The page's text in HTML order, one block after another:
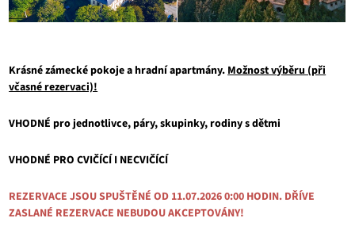
Krásné zámecké pokoje a hradní apartmány.Možnost výběru (při
včasné rezervaci)!
VHODNÉ pro jednotlivce, páry, skupinky, rodiny s dětmi
VHODNÉ PRO CVIČÍCÍ I NECVIČÍCÍ
REZERVACE JSOU SPUŠTĚNÉ OD 11.07.2026 0:00 HODIN. DŘÍVE
ZASLANÉ REZERVACE NEBUDOU AKCEPTOVÁNY!